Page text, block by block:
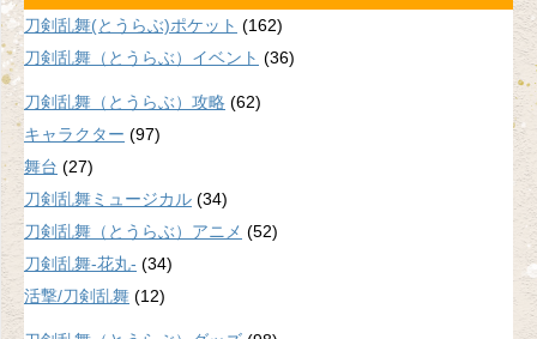
刀剣乱舞(とうらぶ)ポケット (162)
刀剣乱舞（とうらぶ）イベント (36)
刀剣乱舞（とうらぶ）攻略 (62)
キャラクター (97)
舞台 (27)
刀剣乱舞ミュージカル (34)
刀剣乱舞（とうらぶ）アニメ (52)
刀剣乱舞-花丸- (34)
活撃/刀剣乱舞 (12)